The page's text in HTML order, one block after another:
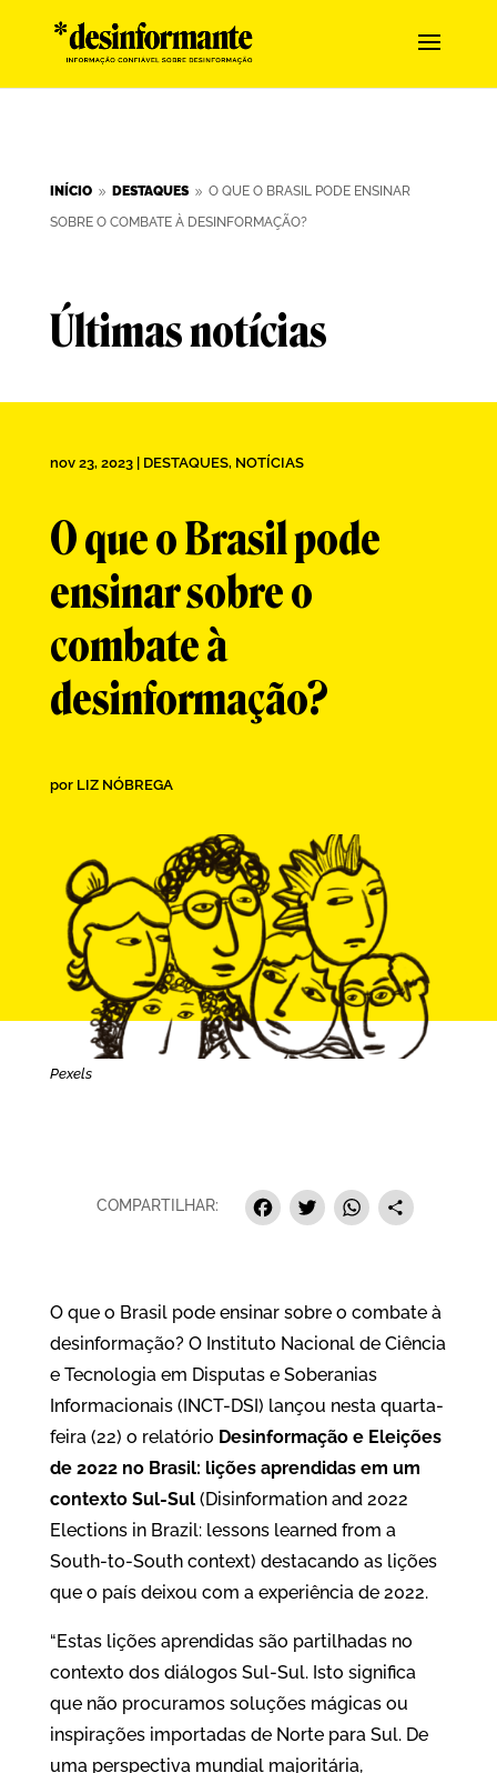
INÍCIO 9 DESTAQUES 9 O QUE O BRASIL PODE ENSINAR
SOBRE O COMBATE À DESINFORMAÇÃO?
Últimas notícias
nov 23, 2023| DESTAQUES, NOTÍCIAS
O que o Brasil pode
ensinar sobre o
combate à
desinformação?
por LIZ NÓBREGA
Pexels
COMPARTILHAR: Facebook
Twitter
O que o Brasil pode ensinar sobre o combate à
desinformação? O Instituto Nacional de Ciência
e Tecnologia em Disputas e Soberanias
Informacionais (INCT-DSI) lançou nesta quarta-
feira (22) o relatório Desinformação e Eleições
de 2022 no Brasil: lições aprendidas em um
contexto Sul-Sul(Disinformation and 2022
Elections in Brazil: lessons learned from a
South-to-South context) destacando as lições
que o país deixou com a experiência de 2022.
“Estas lições aprendidas são partilhadas no
contexto dos diálogos Sul-Sul. Isto significa
que não procuramos soluções mágicas ou
inspirações importadas de Norte para Sul. De
uma perspectiva mundial majoritária,